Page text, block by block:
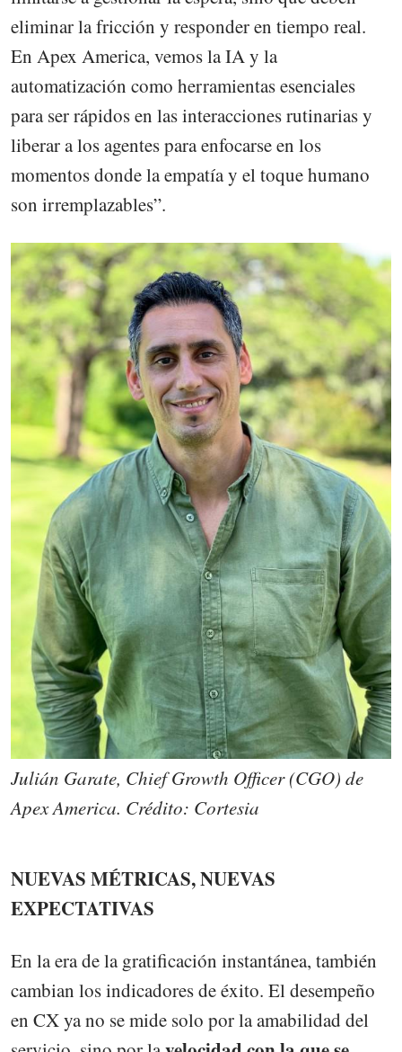
eliminar la fricción y responder en tiempo real.
En Apex America, vemos la IA y la
automatización como herramientas esenciales
para ser rápidos en las interacciones rutinarias y
liberar a los agentes para enfocarse en los
momentos donde la empatía y el toque humano
son irremplazables”.
Julián Garate, Chief Growth Officer (CGO) de
Apex America. Crédito: Cortesia
NUEVAS MÉTRICAS, NUEVAS
EXPECTATIVAS
En la era de la gratificación instantánea, también
cambian los indicadores de éxito. El desempeño
en CX ya no se mide solo por la amabilidad del